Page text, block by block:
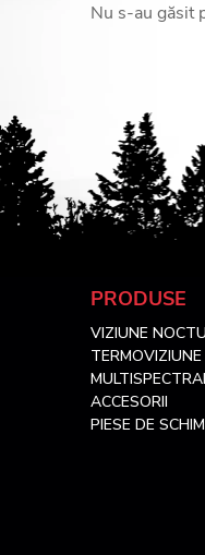
Nu s-au găsit
PRODUSE
VIZIUNE
TERMOVIZIUNE
ACCESORII
PIESE DE